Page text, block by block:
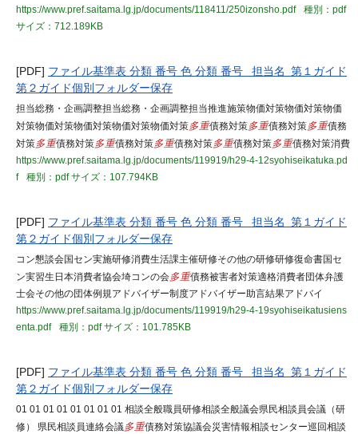
https://www.pref.saitama.lg.jp/documents/118411/250izonsho.pdf
種別：pdf
サイズ：712.189KB
[PDF] ファイル基準表 分類 番号 色 分類 番号 担当名 第１ガイド
第２ガイド個別フォルダー保存
担当総務・企画調整担当総務・企画調整担当推進施策物価対策物価対策物価
対策物価対策物価対策物価対策物価対策多重債務対策多重債務対策多重債務
対策多重債務対策多重債務対策多重債務対策多重債務対策多重債務対策消費
https://www.pref.saitama.lg.jp/documents/119919/h29-4-12syohiseikatuka.pd
f
種別：pdfサイズ：107.794KB
[PDF] ファイル基準表 分類 番号 色 分類 番号 担当名 第１ガイド
第２ガイド個別フォルダー保存
コン懇談会国セン実施研修消費生活課主催研修その他の研修研修復命書国セ
ン実習生日本消費者協会埼コンの会多重債務被害者対策適格消費者団体弁護
士会その他の団体例規アドバイザー制度アドバイザー助言結果アドバイ
https://www.pref.saitama.lg.jp/documents/119919/h29-4-19syohiseikatusiens
enta.pdf
種別：pdfサイズ：101.785KB
[PDF] ファイル基準表 分類 番号 色 分類 番号 担当名 第１ガイド
第２ガイド個別フォルダー保存
01 01 01 01 01 01 01 01 相談全般職員研修相談全般議会県民相談員会議（研
修） 県民相談員連絡会議多重債務対策協議会災害情報相談センター巡回相談